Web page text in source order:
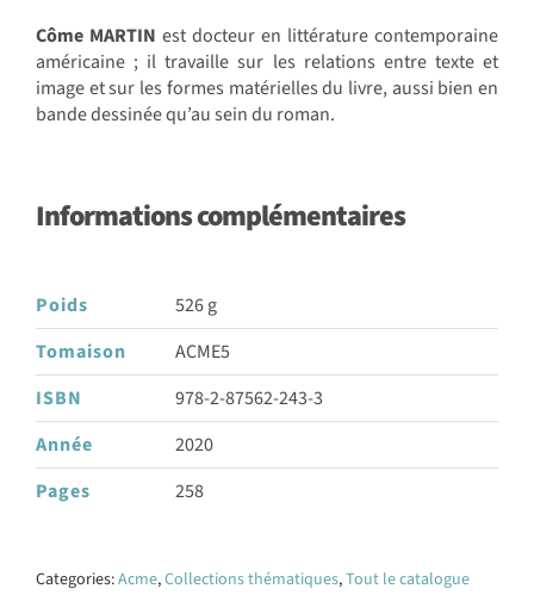
Côme MARTIN est docteur en littérature contemporaine
américaine ; il travaille sur les relations entre texte et
image et sur les formes matérielles du livre, aussi bien en
bande dessinée qu’au sein du roman.
Informations complémentaires
Poids
526 g
Tomaison
ACME5
ISBN
978-2-87562-243-3
Année
2020
Pages
258
Categories:Acme,Collections thématiques,Tout le catalogue